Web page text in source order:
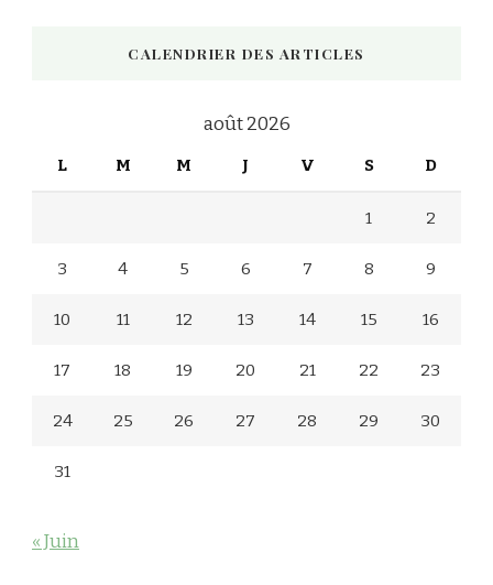
CALENDRIER DES ARTICLES
août 2026
L M M J V S D
1 2
3 4 5 6 7 8 9
10 11 12 13 14 15 16
17 18 19 20 21 22 23
24 25 26 27 28 29 30
31
« Juin